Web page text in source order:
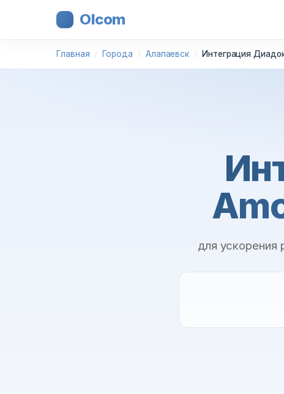
Olcom
Главная Города Алапаевск Интеграция
для ускорения